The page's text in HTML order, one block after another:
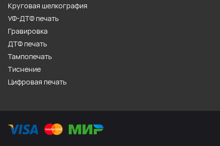
Круговая шелкография
УФ-ДТФ печать
Гравировка
ДТФ печать
Тампопечать
Тиснение
Цифровая печать